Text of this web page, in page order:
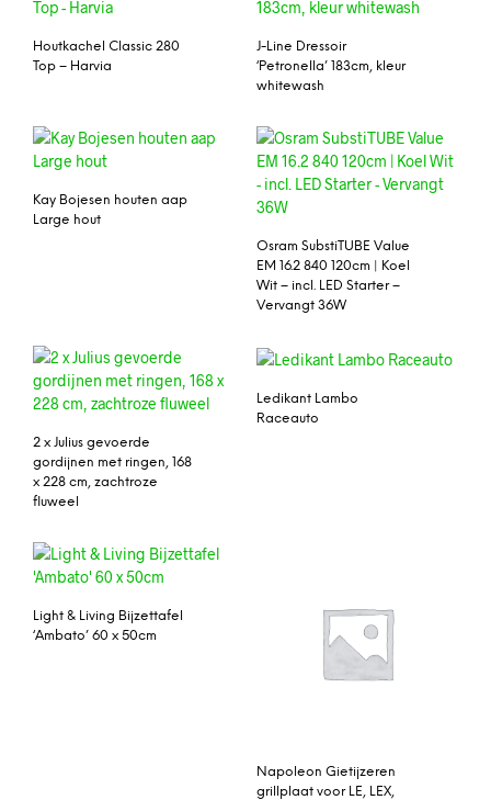
Houtkachel Classic 280
Top – Harvia
J-Line Dressoir
‘Petronella’ 183cm, kleur
whitewash
Kay Bojesen houten aap
Large hout
Osram SubstiTUBE Value
EM 16.2 840 120cm | Koel
Wit – incl. LED Starter –
Vervangt 36W
2 x Julius gevoerde
gordijnen met ringen, 168
x 228 cm, zachtroze
fluweel
Ledikant Lambo
Raceauto
Light & Living Bijzettafel
‘Ambato’ 60 x 50cm
Napoleon Gietijzeren
grillplaat voor LE, LEX,